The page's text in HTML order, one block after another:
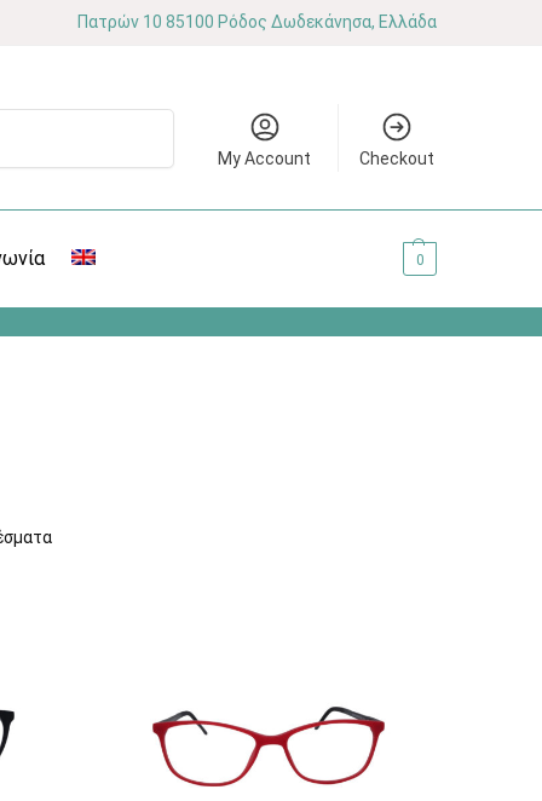
Πατρών 10 85100 Ρόδος Δωδεκάνησα, Ελλάδα
My Account Checkout
0